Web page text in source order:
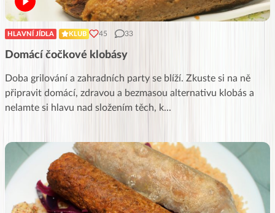
HLAVNÍ JÍDLA KLUB 45 33
Domácí čočkové klobásy
Doba grilování a zahradních party se blíží. Zkuste si na ně
připravit domácí, zdravou a bezmasou alternativu klobás a
nelamte si hlavu nad složením těch, k...